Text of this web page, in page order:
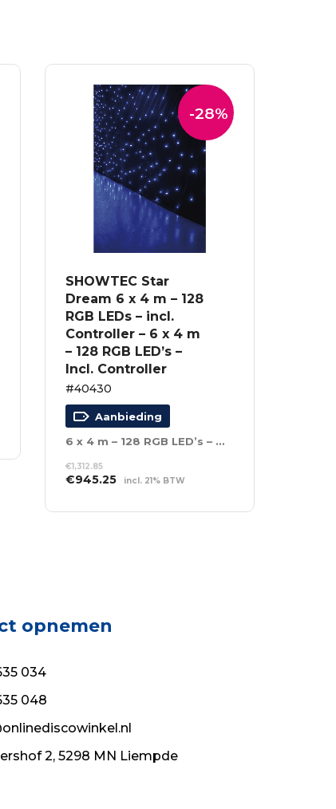
-28%
SHOWTEC Star
Dream 6 x 4 m – 128
RGB LEDs – incl.
Controller – 6 x 4 m
– 128 RGB LED’s –
Incl. Controller
#40430
Aanbieding
6 x 4 m – 128 RGB LED’s – Incl. Controller
€1,312.85
Oorspronkelijke
was:
€945.25Huidige
is:
incl. 21% BTW
WINKELWAGEN
opnemen
034
048
2, 5298 MN Liempde